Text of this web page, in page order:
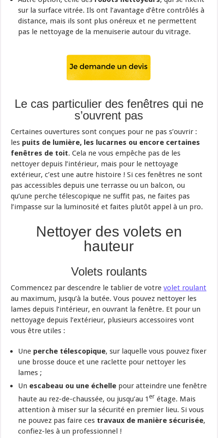
sur la surface vitrée. Ils ont l’avantage d’être contrôlés à
distance, mais ils sont plus onéreux et ne permettent
pas le nettoyage de la menuiserie autour du vitrage.
Le cas particulier des fenêtres qui ne
s’ouvrent pas
Certaines ouvertures sont conçues pour ne pas s’ouvrir :
les puits de lumière, les lucarnes ou encore certaines
fenêtres de toit. Cela ne vous empêche pas de les
nettoyer depuis l’intérieur, mais pour le nettoyage
extérieur, c’est une autre histoire ! Si ces fenêtres ne sont
pas accessibles depuis une terrasse ou un balcon, ou
qu’une perche télescopique ne suffit pas, ne faites pas
l’impasse sur la luminosité et faites plutôt appel à un pro.
Nettoyer des volets en
hauteur
Volets roulants
Commencez par descendre le tablier de votrevolet roulant
au maximum, jusqu’à la butée. Vous pouvez nettoyer les
lames depuis l’intérieur, en ouvrant la fenêtre. Et pour un
nettoyage depuis l’extérieur, plusieurs accessoires vont
vous être utiles :
Une perche télescopique, sur laquelle vous pouvez fixer
une brosse douce et une raclette pour nettoyer les
lames ;
Un escabeau ou une échelle pour atteindre une fenêtre
haute au rez-de-chaussée, ou jusqu’au 1er étage. Mais
attention à miser sur la sécurité en premier lieu. Si vous
ne pouvez pas faire ces travaux de manière sécurisée,
confiez-les à un professionnel !